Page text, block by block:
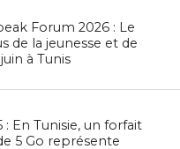
Forum 2026 : Le
de la jeunesse et de
à Tunis
En Tunisie, un forfait
5 Go représente